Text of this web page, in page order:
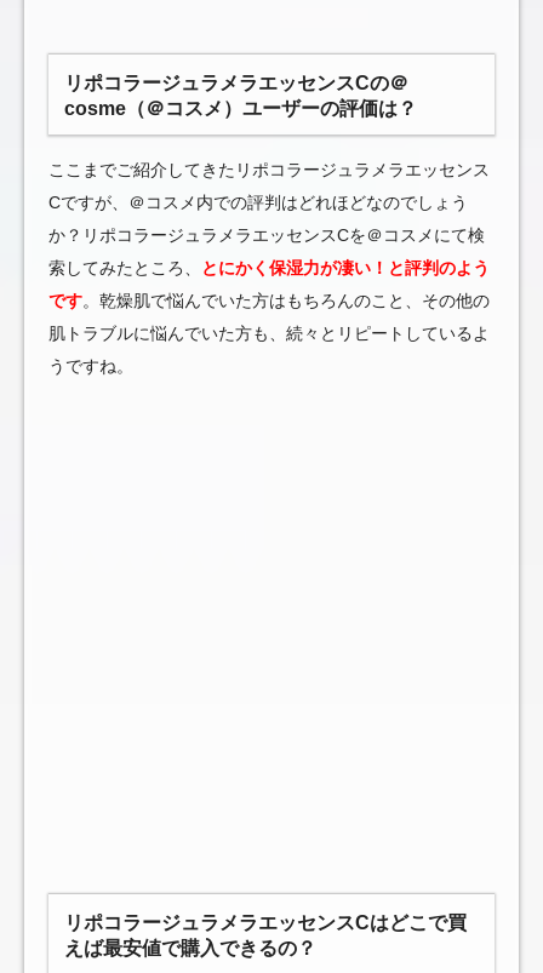
リポコラージュラメラエッセンスCの＠
cosme（＠コスメ）ユーザーの評価は？
ここまでご紹介してきたリポコラージュラメラエッセンス
Cですが、＠コスメ内での評判はどれほどなのでしょう
か？リポコラージュラメラエッセンスCを＠コスメにて検
索してみたところ、
とにかく保湿力が凄い！と評判のよう
です。乾燥肌で悩んでいた方はもちろんのこと、その他の
肌トラブルに悩んでいた方も、続々とリピートしているよ
うですね。
リポコラージュラメラエッセンスCはどこで買
えば最安値で購入できるの？